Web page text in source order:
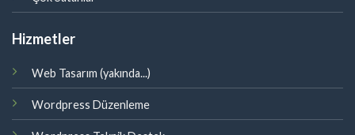
Hizmetler
Web Tasarım (yakında...)
Wordpress Düzenleme